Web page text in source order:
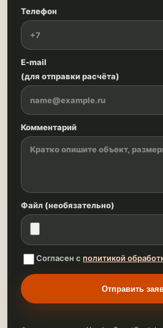
Телефон
E-mail
(для отправки расчёта)
Комментарий
Файл (необязательно)
Согласен с политикой
Отправить